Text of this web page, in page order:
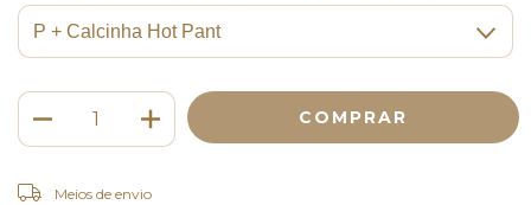
Entregas para o CEP:
Meios de envio